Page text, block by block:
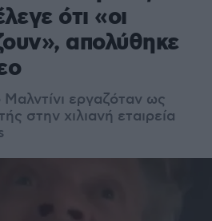
ότι «οι
απολύθηκε
εργαζόταν ως
στην χιλιανή εταιρεία